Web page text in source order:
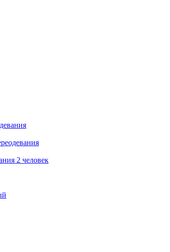
2 человек